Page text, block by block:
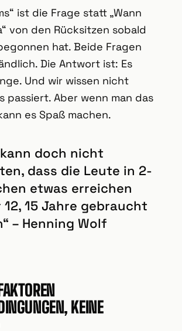
ist die Frage statt „Wann
von den Rücksitzen sobald
hat. Beide Fragen
Die Antwort ist: Es
Und wir wissen nicht
passiert. Aber wenn man das
es Spaß machen.
kann doch nicht
dass die Leute in 2-
etwas erreichen
15 Jahre gebraucht
– Henning Wolf
KEINE